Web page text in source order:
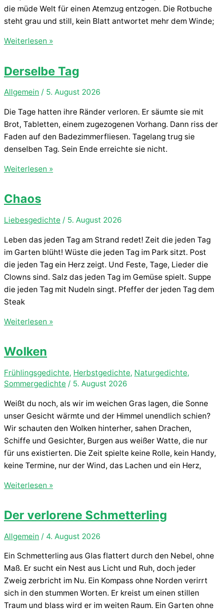
die müde Welt für einen Atemzug entzogen. Die Rotbuche
steht grau und still, kein Blatt antwortet mehr dem Winde;
Der
Weiterlesen »
Derselbe Tag
Allgemein / 5. August 2026
Die Tage hatten ihre Ränder verloren. Er säumte sie mit
Brot, Tabletten, einem zugezogenen Vorhang. Dann riss der
Faden auf den Badezimmerfliesen. Tagelang trug sie
denselben Tag. Sein Ende erreichte sie nicht.
Derselbe
Weiterlesen »
Chaos
Liebesgedichte / 5. August 2026
Leben das jeden Tag am Strand redet! Zeit die jeden Tag
im Garten blüht! Wüste die jeden Tag im Park sitzt. Post
die jeden Tag ein Herz zeigt. Und Feste, Tage, Lieder die
Clowns sind. Salz das jeden Tag im Gemüse spielt. Suppe
die jeden Tag mit Nudeln singt. Pfeffer der jeden Tag dem
Steak
Chaos
Weiterlesen »
Wolken
Frühlingsgedichte, Herbstgedichte, Naturgedichte,
Sommergedichte / 5. August 2026
Weißt du noch, als wir im weichen Gras lagen, die Sonne
unser Gesicht wärmte und der Himmel unendlich schien?
Wir schauten den Wolken hinterher, sahen Drachen,
Schiffe und Gesichter, Burgen aus weißer Watte, die nur
für uns existierten. Die Zeit spielte keine Rolle, kein Handy,
keine Termine, nur der Wind, das Lachen und ein Herz,
Wolken
Weiterlesen »
Der verlorene Schmetterling
Allgemein / 4. August 2026
Ein Schmetterling aus Glas flattert durch den Nebel, ohne
Maß. Er sucht ein Nest aus Licht und Ruh, doch jeder
Zweig zerbricht im Nu. Ein Kompass ohne Norden verirrt
sich in den stummen Worten. Er kreist um einen stillen
Traum und blass wird er im weiten Raum. Ein Garten ohne